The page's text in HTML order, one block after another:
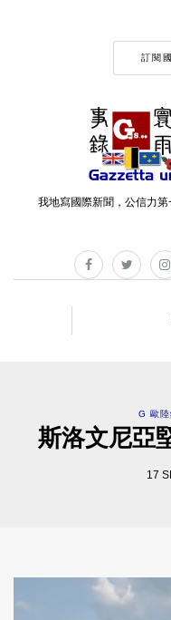
訂閱
我地寫國際新聞，公信力
G 歐陸
斯洛文尼亞
17